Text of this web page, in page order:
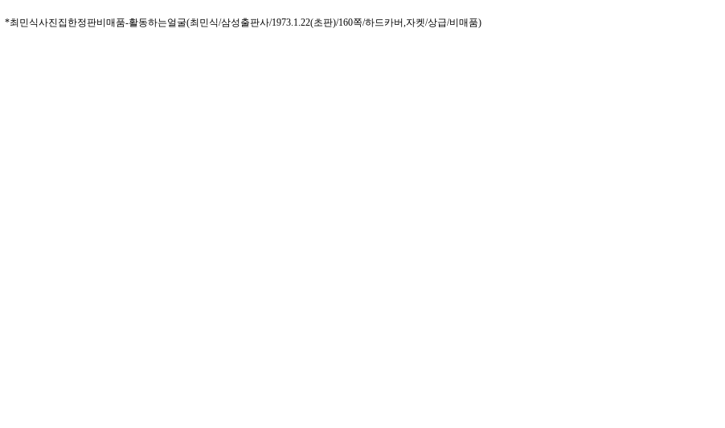
*최민식사진집한정판비매품-활동하는얼굴(최민식/삼성출판사/1973.1.22(초판)/160쪽/하드카버,자켓/상급/비매품)